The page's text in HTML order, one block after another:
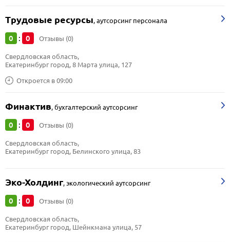
Трудовые ресурсы,аутсорсинг персонала
0 : 0 Отзывы (0)
Откроется в 09:00
Свердловская область,
Екатеринбург город, 8 Марта улица, 127
Финактив,бухгалтерский аутсорсинг
0 : 0 Отзывы (0)
Свердловская область,
Екатеринбург город, Белинского улица, 83
Эко-Холдинг,экологический аутсорсинг
0 : 0 Отзывы (0)
Свердловская область,
Екатеринбург город, Шейнкмана улица, 57